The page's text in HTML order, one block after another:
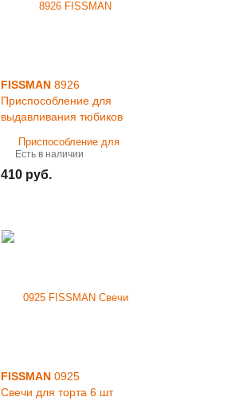
FISSMAN 8926
Приспособление для
выдавливания тюбиков
Есть в наличии
410 руб.
FISSMAN 0925
Свечи для торта 6 шт